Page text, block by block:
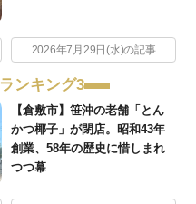
2026年7月29日(水)の記事
ランキング3
【倉敷市】笹沖の老舗「とん
かつ椰子」が閉店。昭和43年
創業、58年の歴史に惜しまれ
つつ幕